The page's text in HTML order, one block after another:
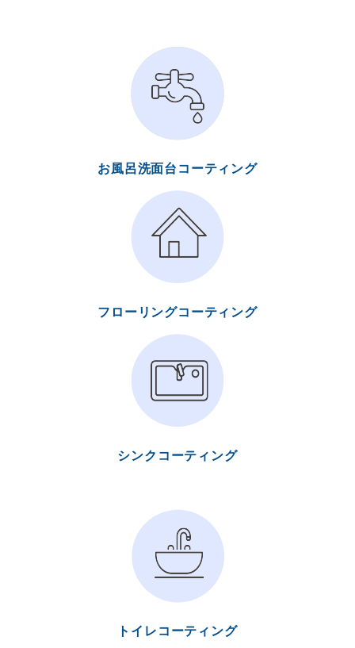
お風呂洗面台コーティング
フローリングコーティング
シンクコーティング
トイレコーティング